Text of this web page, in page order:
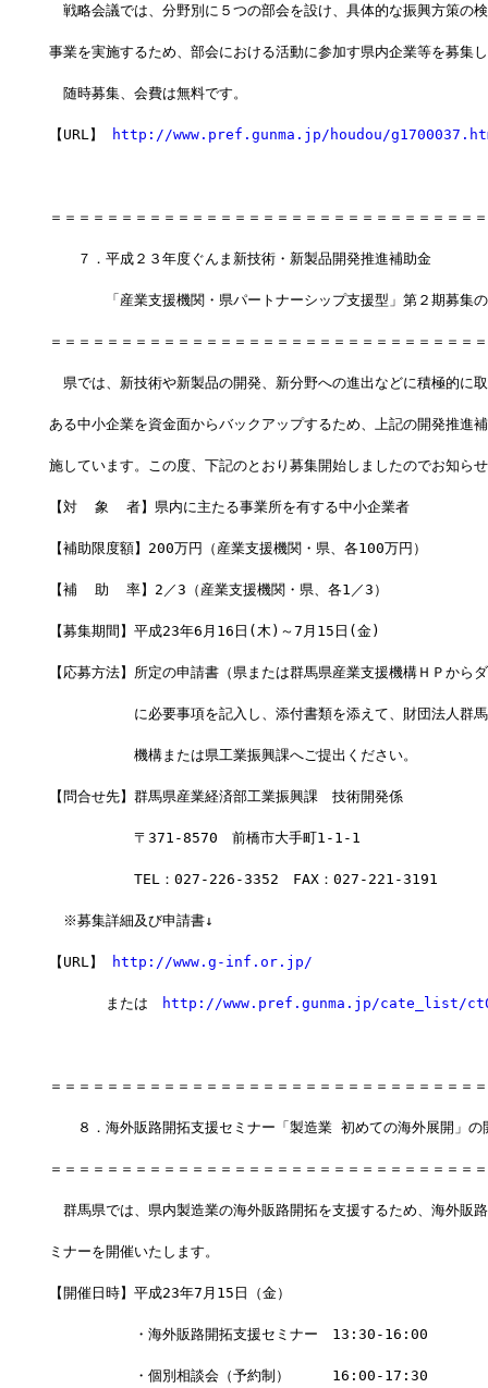
戦略会議では、分野別に５つの部会を設け、具体的な振興方策の
事業を実施するため、部会における活動に参加す県内企業等を募集
随時募集、会費は無料です。
【URL】 http://www.pref.gunma.jp/houdou/
＝＝＝＝＝＝＝＝＝＝＝＝＝＝＝＝＝＝＝＝＝＝＝＝＝＝＝＝＝＝
７．平成２３年度ぐんま新技術・新製品開発推進補助金
「産業支援機関・県パートナーシップ支援型」第２期募集の
＝＝＝＝＝＝＝＝＝＝＝＝＝＝＝＝＝＝＝＝＝＝＝＝＝＝＝＝＝＝
県では、新技術や新製品の開発、新分野への進出などに積極的に
ある中小企業を資金面からバックアップするため、上記の開発推進
施しています。この度、下記のとおり募集開始しましたのでお知ら
【対  象  者】県内に主たる事業所を有する中小企業者
【補助限度額】200万円（産業支援機関・県、各100万円）
【補  助  率】2／3（産業支援機関・県、各1／3）
【募集期間】平成23年6月16日(木)～7月15日(金)
【応募方法】所定の申請書（県または群馬県産業支援機構ＨＰから
に必要事項を記入し、添付書類を添えて、財団法人群馬
機構または県工業振興課へご提出ください。
【問合せ先】群馬県産業経済部工業振興課　技術開発係
〒371-8570　前橋市大手町1-1-1
TEL：027-226-3352　FAX：027-221-3191
※募集詳細及び申請書↓
【URL】 http://www.g-inf.or.jp/
または http://www.pref.gunma.jp/cate_list/
＝＝＝＝＝＝＝＝＝＝＝＝＝＝＝＝＝＝＝＝＝＝＝＝＝＝＝＝＝＝
８．海外販路開拓支援セミナー「製造業 初めての海外展開」の
＝＝＝＝＝＝＝＝＝＝＝＝＝＝＝＝＝＝＝＝＝＝＝＝＝＝＝＝＝＝
群馬県では、県内製造業の海外販路開拓を支援するため、海外販
ミナーを開催いたします。
【開催日時】平成23年7月15日（金）
・海外販路開拓支援セミナー　13:30-16:00
・個別相談会（予約制）　　　16:00-17:30